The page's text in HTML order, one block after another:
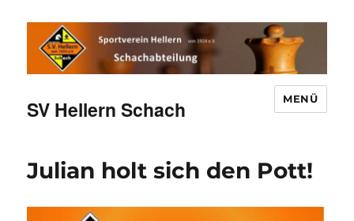
SV Hellern Schach MENÜ
Julian holt sich den Pott!